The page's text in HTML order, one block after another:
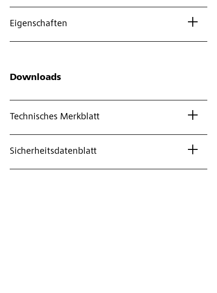
Eigenschaften
Downloads
Technisches Merkblatt
Sicherheitsdatenblatt